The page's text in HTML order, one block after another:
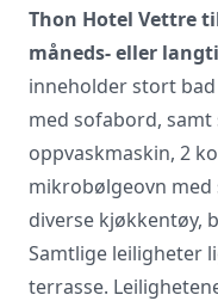
Thon Hotel Vettre
måneds- eller
inneholder stort
med sofabord,
oppvaskmaskin, 2
mikrobølgeovn med
diverse kjøkkentøy,
Samtlige leiligheter
terrasse.